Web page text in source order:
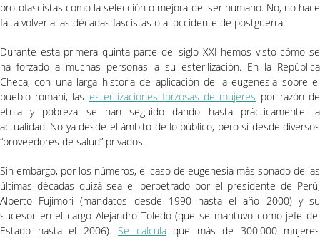
protofascistas como la selección o mejora del ser humano. No, no hace
falta volver a las décadas fascistas o al occidente de postguerra.
Durante esta primera quinta parte del siglo XXI hemos visto cómo se
ha forzado a muchas personas a su esterilización. En la República
Checa, con una larga historia de aplicación de la eugenesia sobre el
pueblo romaní, las esterilizaciones forzosas de mujeres por razón de
etnia y pobreza se han seguido dando hasta prácticamente la
actualidad. No ya desde el ámbito de lo público, pero sí desde diversos
“proveedores de salud” privados.
Sin embargo, por los números, el caso de eugenesia más sonado de las
últimas décadas quizá sea el perpetrado por el presidente de Perú,
Alberto Fujimori (mandatos desde 1990 hasta el año 2000) y su
sucesor en el cargo Alejandro Toledo (que se mantuvo como jefe del
Estado hasta el 2006). Se calculaque más de 300.000 mujeres